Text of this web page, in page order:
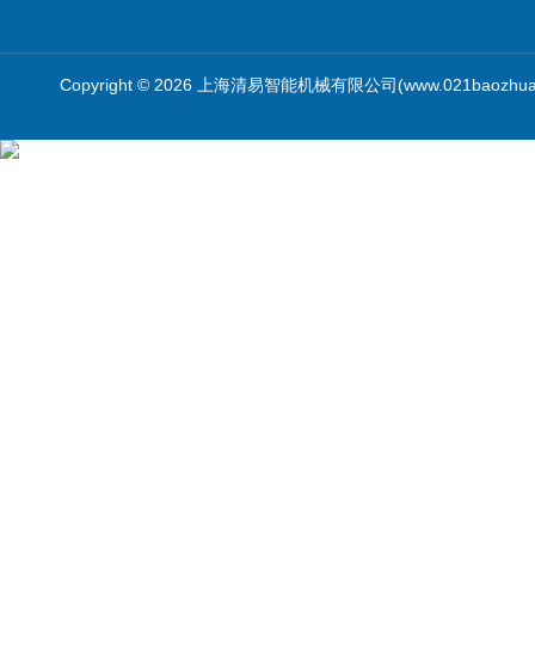
Copyright © 2026 上海清易智能机械有限公司